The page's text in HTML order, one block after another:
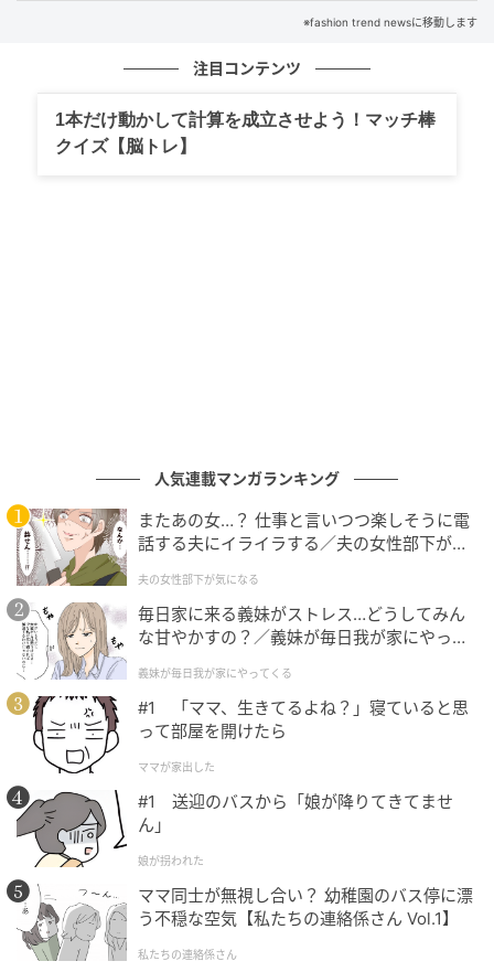
【ワークマン】「ハニカムメッシュトートバッグ」
¥980（税込）
ごちゃつきがちな小物もすっきり
※fashion trend newsに移動します
注目コンテンツ
1本だけ動かして計算を成立させよう！マッチ棒
クイズ【脳トレ】
人気連載マンガランキング
またあの女…？ 仕事と言いつつ楽しそうに電
話する夫にイライラする／夫の女性部下が気
夫の女性部下が気になる
毎日家に来る義妹がストレス…どうしてみん
な甘やかすの？／義妹が毎日我が家にやって
が】
義妹が毎日我が家にやってくる
#1 「ママ、生きてるよね？」寝ていると思
って部屋を開けたら
ママが家出した
#1 送迎のバスから「娘が降りてきてませ
ん」
娘が拐われた
ママ同士が無視し合い？ 幼稚園のバス停に漂
う不穏な空気【私たちの連絡係さん Vol.1】
私たちの連絡係さん